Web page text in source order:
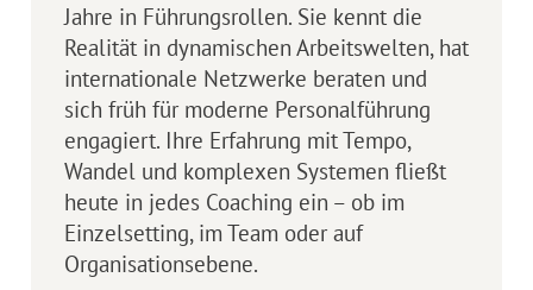
Jahre in Führungsrollen. Sie kennt die
Realität in dynamischen Arbeitswelten, hat
internationale Netzwerke beraten und
sich früh für moderne Personalführung
engagiert. Ihre Erfahrung mit Tempo,
Wandel und komplexen Systemen fließt
heute in jedes Coaching ein – ob im
Einzelsetting, im Team oder auf
Organisationsebene.